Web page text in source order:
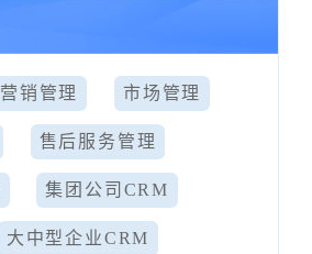
营销管理 市场管理
售后服务管理
集团公司CRM
大中型企业CRM